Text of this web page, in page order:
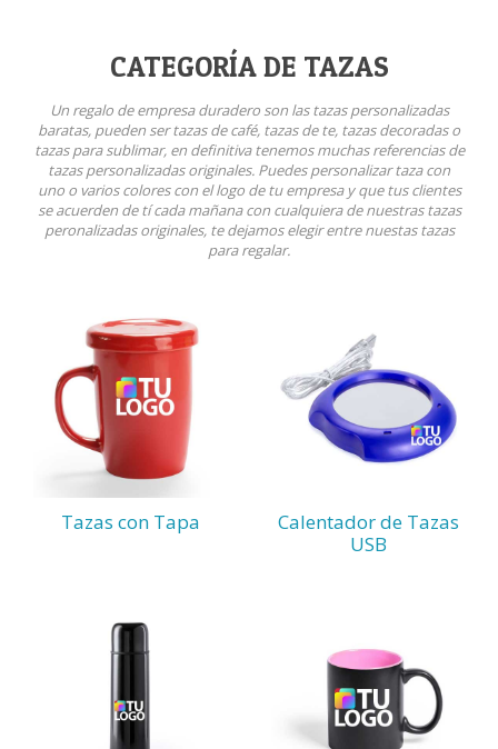
CATEGORÍA DE TAZAS
Un regalo de empresa duradero son las tazas personalizadas
baratas, pueden ser tazas de café, tazas de te, tazas decoradas o
tazas para sublimar, en definitiva tenemos muchas referencias de
tazas personalizadas originales. Puedes personalizar taza con
uno o varios colores con el logo de tu empresa y que tus clientes
se acuerden de tí cada mañana con cualquiera de nuestras tazas
peronalizadas originales, te dejamos elegir entre nuestas tazas
para regalar.
Tazas con Tapa
Calentador de Tazas
USB